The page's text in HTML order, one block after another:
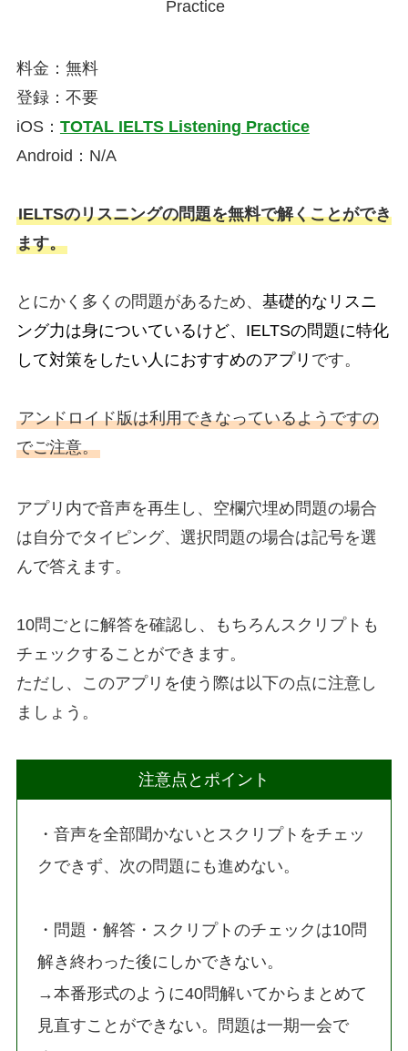
料金：無料
登録：不要
iOS： TOTAL IELTS Listening Practice
Android：N/A
IELTSのリスニングの問題を無料で解くことができ
ます。
とにかく多くの問題があるため、 基礎的なリスニ
ング力は身についているけど、IELTSの問題に特化
して対策をしたい人におすすめのアプリ です。
アンドロイド版は利用できなっているようですの
でご注意。
アプリ内で音声を再生し、空欄穴埋め問題の場合
は自分でタイピング、選択問題の場合は記号を選
んで答えます。
10問ごとに解答を確認し、もちろんスクリプトも
チェックすることができます。
ただし、このアプリを使う際は以下の点に注意し
ましょう。
注意点とポイント
・音声を全部聞かないとスクリプトをチェッ
クできず、次の問題にも進めない。
・問題・解答・スクリプトのチェックは10問
解き終わった後にしかできない。
→本番形式のように40問解いてからまとめて
見直すことができない。問題は一期一会で